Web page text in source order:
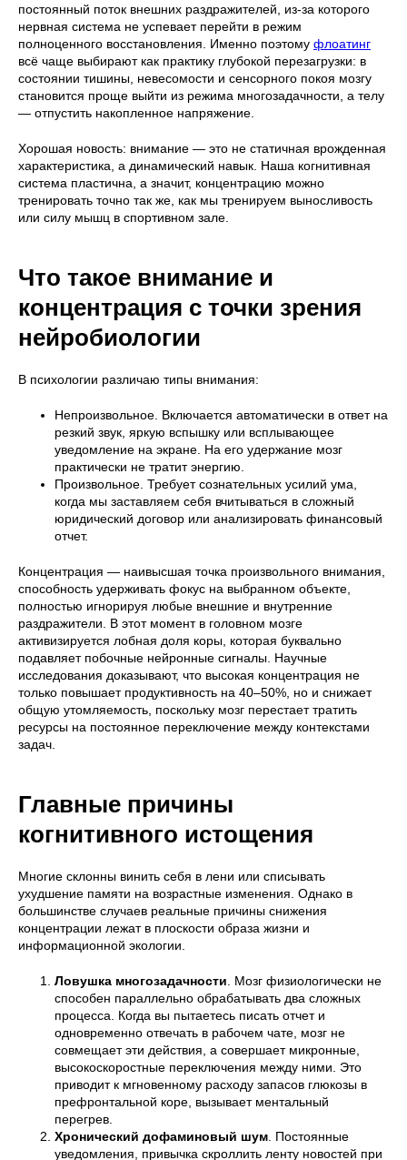
постоянный поток внешних раздражителей, из-за которого
нервная система не успевает перейти в режим
полноценного восстановления. Именно поэтому флоатинг
всё чаще выбирают как практику глубокой перезагрузки: в
состоянии тишины, невесомости и сенсорного покоя мозгу
становится проще выйти из режима многозадачности, а телу
— отпустить накопленное напряжение.
Хорошая новость: внимание — это не статичная врожденная
характеристика, а динамический навык. Наша когнитивная
система пластична, а значит, концентрацию можно
тренировать точно так же, как мы тренируем выносливость
или силу мышц в спортивном зале.
Что такое внимание и
концентрация с точки зрения
нейробиологии
В психологии различаю типы внимания:
Непроизвольное. Включается автоматически в ответ на
резкий звук, яркую вспышку или всплывающее
уведомление на экране. На его удержание мозг
практически не тратит энергию.
Произвольное. Требует сознательных усилий ума,
когда мы заставляем себя вчитываться в сложный
юридический договор или анализировать финансовый
отчет.
Концентрация — наивысшая точка произвольного внимания,
способность удерживать фокус на выбранном объекте,
полностью игнорируя любые внешние и внутренние
раздражители. В этот момент в головном мозге
активизируется лобная доля коры, которая буквально
подавляет побочные нейронные сигналы. Научные
исследования доказывают, что высокая концентрация не
только повышает продуктивность на 40–50%, но и снижает
общую утомляемость, поскольку мозг перестает тратить
ресурсы на постоянное переключение между контекстами
задач.
Главные причины
когнитивного истощения
Многие склонны винить себя в лени или списывать
ухудшение памяти на возрастные изменения. Однако в
большинстве случаев реальные причины снижения
концентрации лежат в плоскости образа жизни и
информационной экологии.
Ловушка многозадачности . Мозг физиологически не
способен параллельно обрабатывать два сложных
процесса. Когда вы пытаетесь писать отчет и
одновременно отвечать в рабочем чате, мозг не
совмещает эти действия, а совершает микронные,
высокоскоростные переключения между ними. Это
приводит к мгновенному расходу запасов глюкозы в
префронтальной коре, вызывает ментальный
перегрев.
Хронический дофаминовый шум . Постоянные
уведомления, привычка скроллить ленту новостей при